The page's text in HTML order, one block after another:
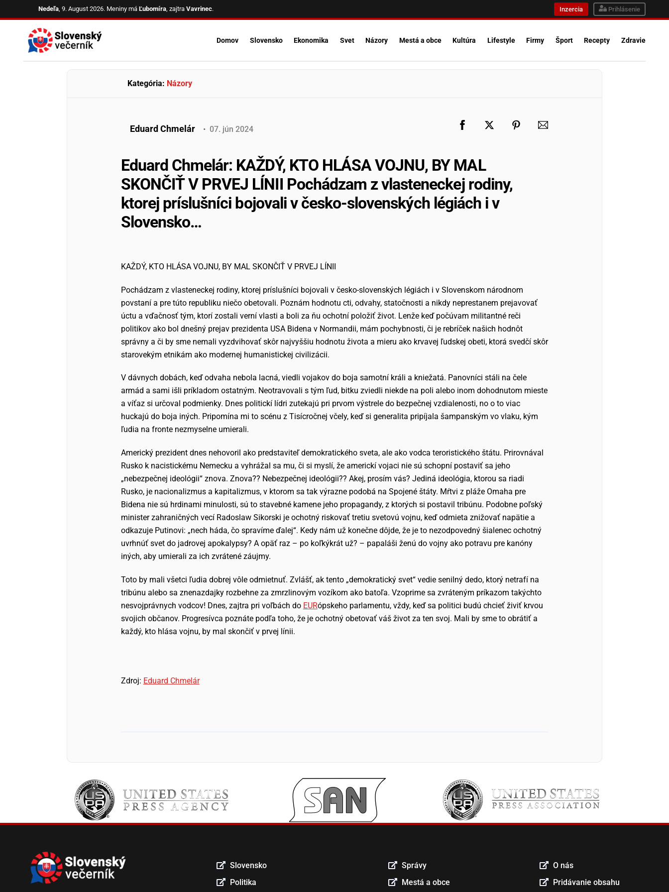
to
Nedeľa, 9. August 2026. Meniny máĽubomíra, zajtraVavrinec. Inzercia Prihlásenie
Domov Slovensko Ekonomika Svet Názory Mestá a obce Kultúra Lifestyle Firmy Šport Recepty Zdravie
Kategória: Názory
Eduard Chmelár • 07. jún 2024
Eduard Chmelár: KAŽDÝ, KTO HLÁSA VOJNU, BY MAL
SKONČIŤ V PRVEJ LÍNII Pochádzam z vlasteneckej rodiny,
ktorej príslušníci bojovali v česko-slovenských légiách i v
Slovensko…
KAŽDÝ, KTO HLÁSA VOJNU, BY MAL SKONČIŤ V PRVEJ LÍNII
Pochádzam z vlasteneckej rodiny, ktorej príslušníci bojovali v česko-slovenských légiách i v Slovenskom národnom
povstaní a pre túto republiku niečo obetovali. Poznám hodnotu cti, odvahy, statočnosti a nikdy neprestanem prejavovať
úctu a vďačnosť tým, ktorí zostali verní vlasti a boli za ňu ochotní položiť život. Lenže keď počúvam militantné reči
politikov ako bol dnešný prejav prezidenta USA Bidena v Normandii, mám pochybnosti, či je rebríček našich hodnôt
správny a či by sme nemali vyzdvihovať skôr najvyššiu hodnotu života a mieru ako krvavej ľudskej obeti, ktorá svedčí skôr
starovekým etnikám ako modernej humanistickej civilizácii.
V dávnych dobách, keď odvaha nebola lacná, viedli vojakov do boja samotní králi a kniežatá. Panovníci stáli na čele
armád a sami išli príkladom ostatným. Neotravovali s tým ľud, bitku zviedli niekde na poli alebo inom dohodnutom mieste
a víťaz si určoval podmienky. Dnes politickí lídri zutekajú pri prvom výstrele do bezpečnej vzdialenosti, no o to viac
huckajú do boja iných. Pripomína mi to scénu z Tisícročnej včely, keď si generalita pripíjala šampanským vo vlaku, kým
ľudia na fronte nezmyselne umierali.
Americký prezident dnes nehovoril ako predstaviteľ demokratického sveta, ale ako vodca teroristického štátu. Prirovnával
Rusko k nacistickému Nemecku a vyhrážal sa mu, či si myslí, že americkí vojaci nie sú schopní postaviť sa jeho
„nebezpečnej ideológii“ znova. Znova?? Nebezpečnej ideológii?? Akej, prosím vás? Jediná ideológia, ktorou sa riadi
Rusko, je nacionalizmus a kapitalizmus, v ktorom sa tak výrazne podobá na Spojené štáty. Mŕtvi z pláže Omaha pre
Bidena nie sú hrdinami minulosti, sú to stavebné kamene jeho propagandy, z ktorých si postavil tribúnu. Podobne poľský
minister zahraničných vecí Radoslaw Sikorski je ochotný riskovať tretiu svetovú vojnu, keď odmieta znižovať napätie a
odkazuje Putinovi: „nech háda, čo spravíme ďalej“. Kedy nám už konečne dôjde, že je to nezodpovedný šialenec ochotný
uvrhnúť svet do jadrovej apokalypsy? A opäť raz – po koľkýkrát už? – papaláši ženú do vojny ako potravu pre kanóny
iných, aby umierali za ich zvrátené záujmy.
Toto by mali všetci ľudia dobrej vôle odmietnuť. Zvlášť, ak tento „demokratický svet“ vedie senilný dedo, ktorý netrafí na
tribúnu alebo sa znenazdajky rozbehne za zmrzlinovým vozíkom ako batoľa. Vzoprime sa zvráteným príkazom takýchto
nesvojprávnych vodcov! Dnes, zajtra pri voľbách do EURópskeho parlamentu, vždy, keď sa politici budú chcieť živiť krvou
svojich občanov. Progresívca poznáte podľa toho, že je ochotný obetovať váš život za ten svoj. Mali by sme to obrátiť a
každý, kto hlása vojnu, by mal skončiť v prvej línii.
Zdroj: Eduard Chmelár
Slovensko
Politika
Správy
Mestá a obce
O nás
Pridávanie obsahu